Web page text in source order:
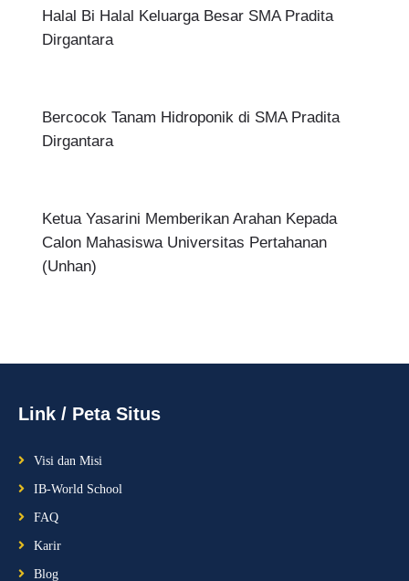
Halal Bi Halal Keluarga Besar SMA Pradita
Dirgantara
Bercocok Tanam Hidroponik di SMA Pradita
Dirgantara
Ketua Yasarini Memberikan Arahan Kepada
Calon Mahasiswa Universitas Pertahanan
(Unhan)
Link / Peta Situs
Visi dan Misi
IB-World School
FAQ
Karir
Blog